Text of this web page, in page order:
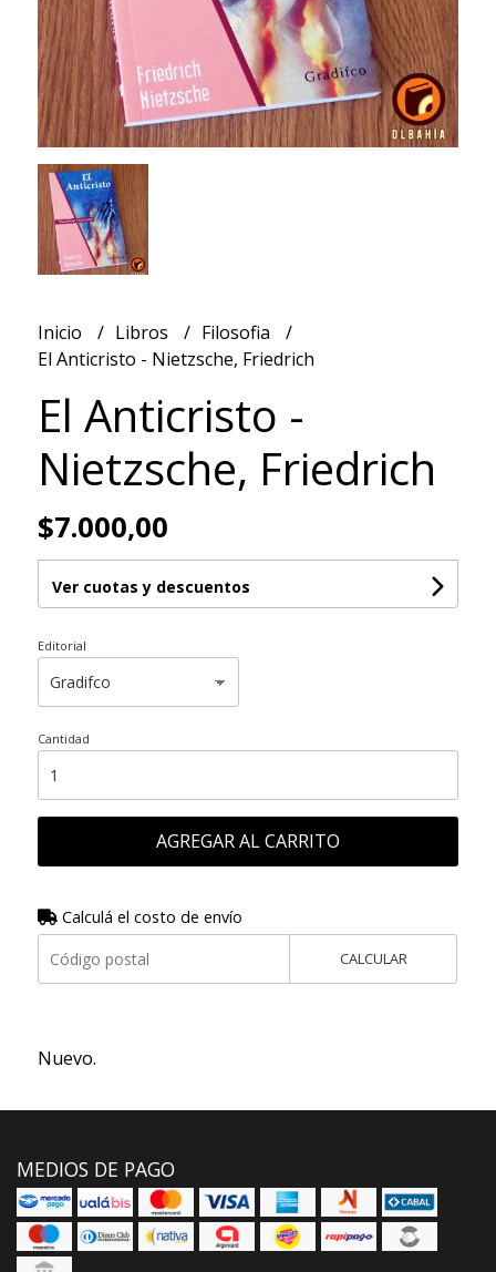
Inicio Libros
Filosofia
El Anticristo - Nietzsche, Friedrich
El Anticristo -
Nietzsche, Friedrich
$7.000,00
Ver cuotas y descuentos
Editorial
Cantidad
AGREGAR AL CARRITO
Calculá el costo de envío
CALCULAR
Nuevo.
MEDIOS DE PAGO